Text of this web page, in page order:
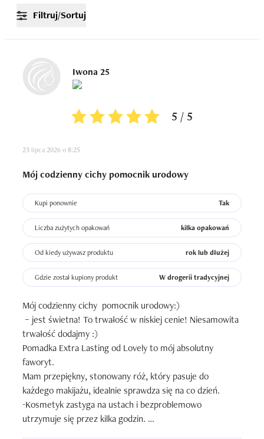
Filtruj/Sortuj
Iwona 25
5 / 5
23 lipca 2026 o 8:25
Mój codzienny cichy pomocnik urodowy
Kupi ponownie Tak
Liczba zużytych opakowań kilka opakowań
Od kiedy używasz produktu rok lub dłużej
Gdzie został kupiony produkt W drogerii tradycyjnej
Mój codzienny cichy  pomocnik urodowy:)
– jest świetna! To trwałość w niskiej cenie! Niesamowita
trwałość dodajmy :)
Pomadka Extra Lasting od Lovely to mój absolutny
faworyt.
Mam przepiękny, stonowany róż, który pasuje do
każdego makijażu, idealnie sprawdza się na co dzień.
-Kosmetyk zastyga na ustach i bezproblemowo
utrzymuje się przez kilka godzin.